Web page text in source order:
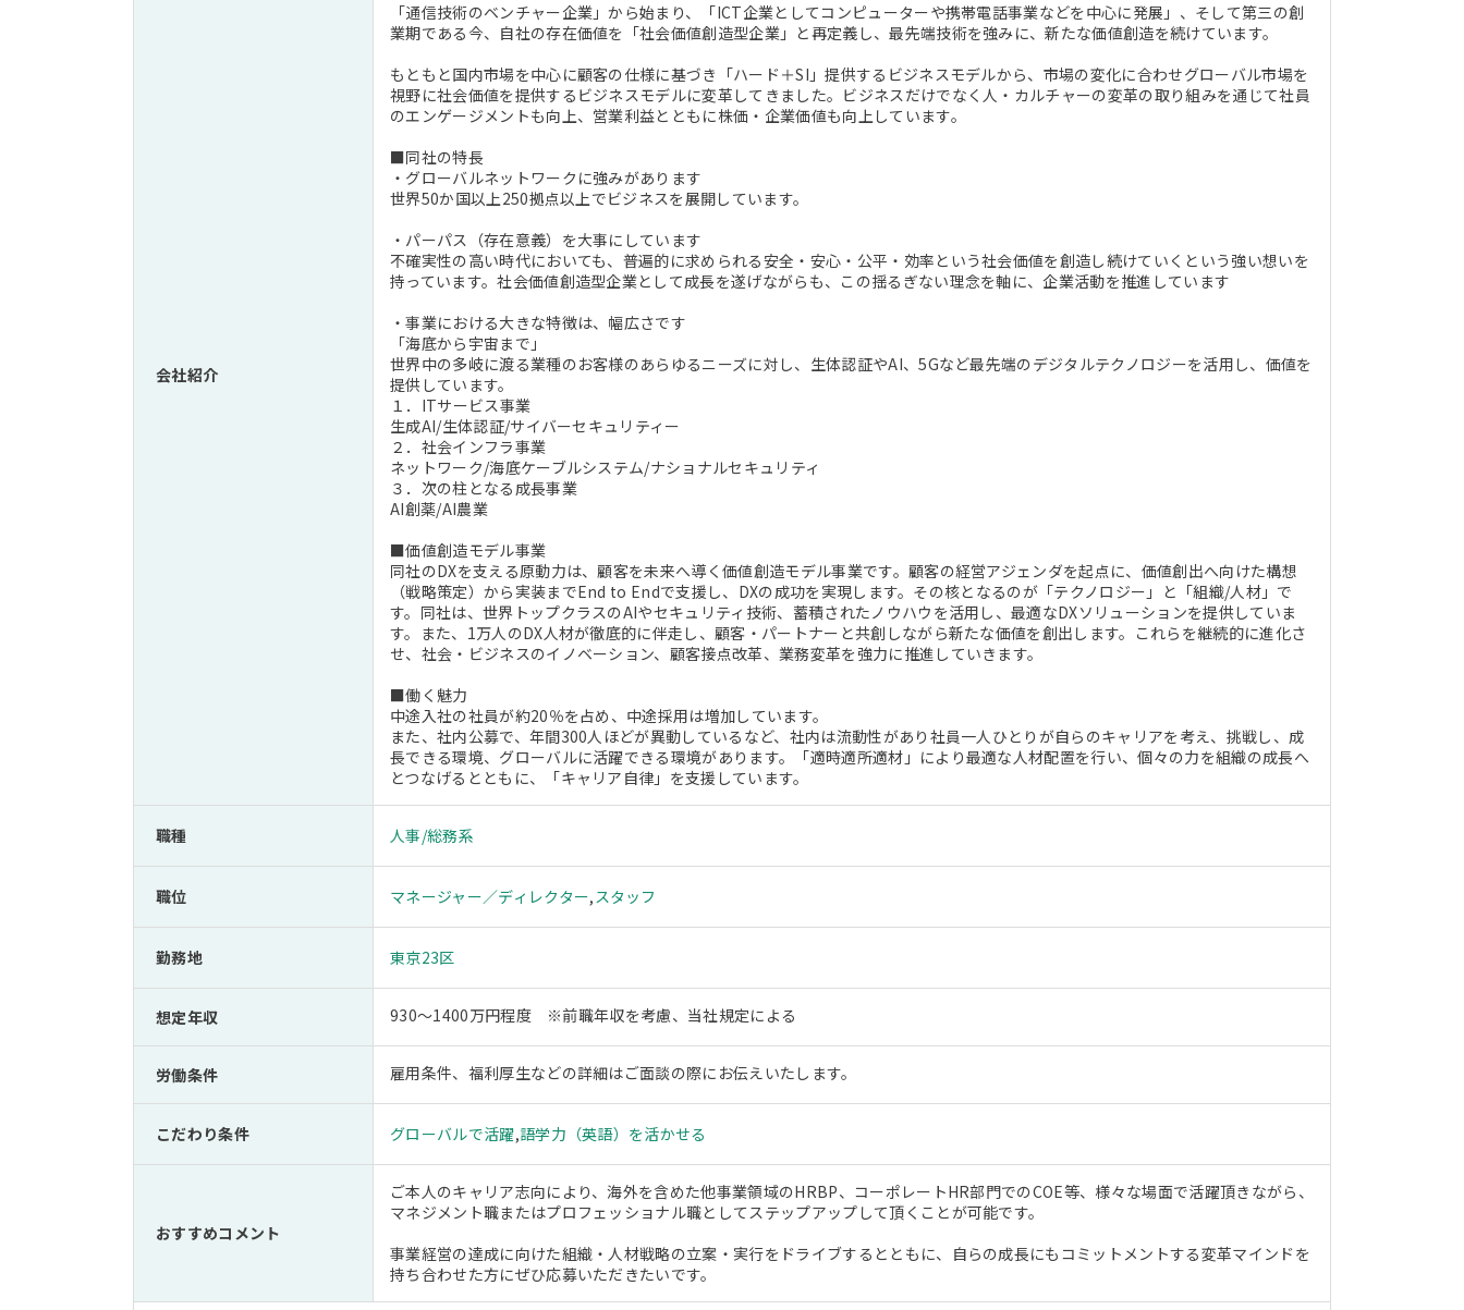
会社紹介
「通信技術のベンチャー企業」から始まり、「ICT企業としてコンピューターや携帯電話事業などを中心に発展」、そして第三の創
業期である今、自社の存在価値を「社会価値創造型企業」と再定義し、最先端技術を強みに、新たな価値創造を続けています。
もともと国内市場を中心に顧客の仕様に基づき「ハード＋SI」提供するビジネスモデルから、市場の変化に合わせグローバル市場を
視野に社会価値を提供するビジネスモデルに変革してきました。ビジネスだけでなく人・カルチャーの変革の取り組みを通じて社員
のエンゲージメントも向上、営業利益とともに株価・企業価値も向上しています。
■同社の特長
・グローバルネットワークに強みがあります
世界50か国以上250拠点以上でビジネスを展開しています。
・パーパス（存在意義）を大事にしています
不確実性の高い時代においても、普遍的に求められる安全・安心・公平・効率という社会価値を創造し続けていくという強い想いを
持っています。社会価値創造型企業として成長を遂げながらも、この揺るぎない理念を軸に、企業活動を推進しています
・事業における大きな特徴は、幅広さです
「海底から宇宙まで」
世界中の多岐に渡る業種のお客様のあらゆるニーズに対し、生体認証やAI、5Gなど最先端のデジタルテクノロジーを活用し、価値を
提供しています。
１．ITサービス事業
生成AI/生体認証/サイバーセキュリティー
２．社会インフラ事業
ネットワーク/海底ケーブルシステム/ナショナルセキュリティ
３．次の柱となる成長事業
AI創薬/AI農業
■価値創造モデル事業
同社のDXを支える原動力は、顧客を未来へ導く価値創造モデル事業です。顧客の経営アジェンダを起点に、価値創出へ向けた構想
（戦略策定）から実装までEnd to Endで支援し、DXの成功を実現します。その核となるのが「テクノロジー」と「組織/人材」で
す。同社は、世界トップクラスのAIやセキュリティ技術、蓄積されたノウハウを活用し、最適なDXソリューションを提供していま
す。また、1万人のDX人材が徹底的に伴走し、顧客・パートナーと共創しながら新たな価値を創出します。これらを継続的に進化さ
せ、社会・ビジネスのイノベーション、顧客接点改革、業務変革を強力に推進していきます。
■働く魅力
中途入社の社員が約20％を占め、中途採用は増加しています。
また、社内公募で、年間300人ほどが異動しているなど、社内は流動性があり社員一人ひとりが自らのキャリアを考え、挑戦し、成
長できる環境、グローバルに活躍できる環境があります。「適時適所適材」により最適な人材配置を行い、個々の力を組織の成長へ
とつなげるとともに、「キャリア自律」を支援しています。
職種 人事/総務系
職位 マネージャー／ディレクター,スタッフ
勤務地 東京23区
想定年収 930～1400万円程度 ※前職年収を考慮、当社規定による
労働条件 雇用条件、福利厚生などの詳細はご面談の際にお伝えいたします。
こだわり条件 グローバルで活躍,語学力（英語）を活かせる
おすすめコメント
ご本人のキャリア志向により、海外を含めた他事業領域のHRBP、コーポレートHR部門でのCOE等、様々な場面で活躍頂きながら、
マネジメント職またはプロフェッショナル職としてステップアップして頂くことが可能です。
事業経営の達成に向けた組織・人材戦略の立案・実行をドライブするとともに、自らの成長にもコミットメントする変革マインドを
持ち合わせた方にぜひ応募いただきたいです。